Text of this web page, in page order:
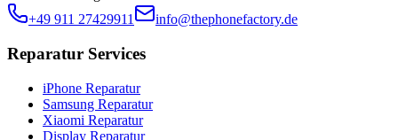
+49 911 27429911
info@thephonefactory.de
Reparatur Services
iPhone Reparatur
Samsung Reparatur
Xiaomi Reparatur
Display Reparatur